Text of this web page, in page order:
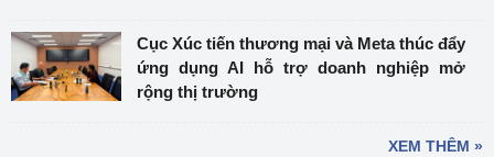
Cục Xúc tiến thương mại và Meta thúc đẩy
ứng dụng AI hỗ trợ doanh nghiệp mở
rộng thị trường
XEM THÊM »